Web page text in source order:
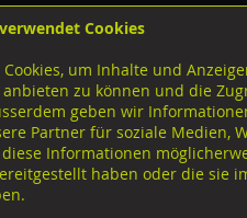
30
FB
IG
Downloads
Diverse Ausführungen M-Gewinde mit
Cookies
um Inhalte und
zu können und die
geben wir
Partner für soziale Medien,
Informationen
haben oder die sie